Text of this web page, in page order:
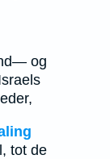
og
tot de